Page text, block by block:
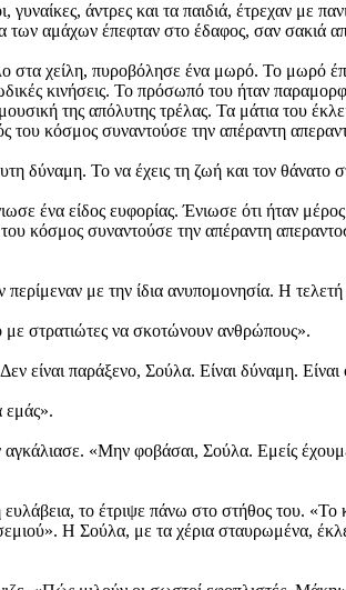
άντρες και τα παιδιά, έτρεχαν με
αμάχων έπεφταν στο έδαφος, σαν σακιά
στα χείλη, πυροβόλησε ένα μωρό. Το μωρό
κινήσεις. Το πρόσωπό του ήταν
της απόλυτης τρέλας. Τα μάτια του
κόσμος συναντούσε την απέραντη
δύναμη. Το να έχεις τη ζωή και τον θάνατο
είδος ευφορίας. Ένιωσε ότι ήταν μέρος
κόσμος συναντούσε την απέραντη
με την ίδια ανυπομονησία. Η τελετή
στρατιώτες να σκοτώνουν ανθρώπους».
παράξενο, Σούλα. Είναι δύναμη. Είναι
εμάς».
«Μην φοβάσαι, Σούλα. Εμείς
το έτριψε πάνω στο στήθος του.
Η Σούλα, με τα χέρια σταυρωμένα,